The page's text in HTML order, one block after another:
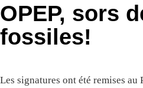
OPEP, sors
fossiles!
Les signatures ont été remises au